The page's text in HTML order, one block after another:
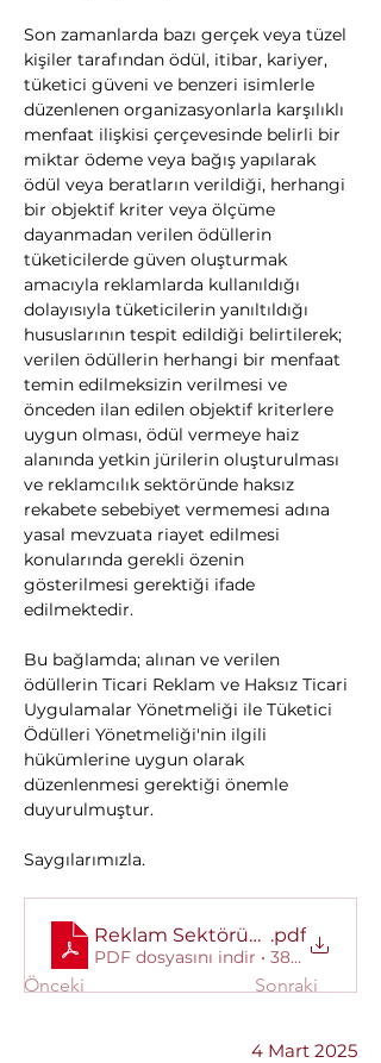
Önceki Sonraki
Son zamanlarda bazı gerçek veya tüzel
kişiler tarafından ödül, itibar, kariyer,
tüketici güveni ve benzeri isimlerle
düzenlenen organizasyonlarla karşılıklı
menfaat ilişkisi çerçevesinde belirli bir
miktar ödeme veya bağış yapılarak
ödül veya beratların verildiği, herhangi
bir objektif kriter veya ölçüme
dayanmadan verilen ödüllerin
tüketicilerde güven oluşturmak
amacıyla reklamlarda kullanıldığı
dolayısıyla tüketicilerin yanıltıldığı
hususlarının tespit edildiği belirtilerek;
verilen ödüllerin herhangi bir menfaat
temin edilmeksizin verilmesi ve
önceden ilan edilen objektif kriterlere
uygun olması, ödül vermeye haiz
alanında yetkin jürilerin oluşturulması
ve reklamcılık sektöründe haksız
rekabete sebebiyet vermemesi adına
yasal mevzuata riayet edilmesi
konularında gerekli özenin
gösterilmesi gerektiği ifade
edilmektedir.
Bu bağlamda; alınan ve verilen
ödüllerin Ticari Reklam ve Haksız Ticari
Uygulamalar Yönetmeliği ile Tüketici
Ödülleri Yönetmeliği'nin ilgili
hükümlerine uygun olarak
düzenlenmesi gerektiği önemle
duyurulmuştur.
Saygılarımızla.
Reklam Sektöründe Verilen
.pdf
PDF dosyasını indir • 389KB
4 Mart 2025